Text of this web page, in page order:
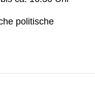
politische